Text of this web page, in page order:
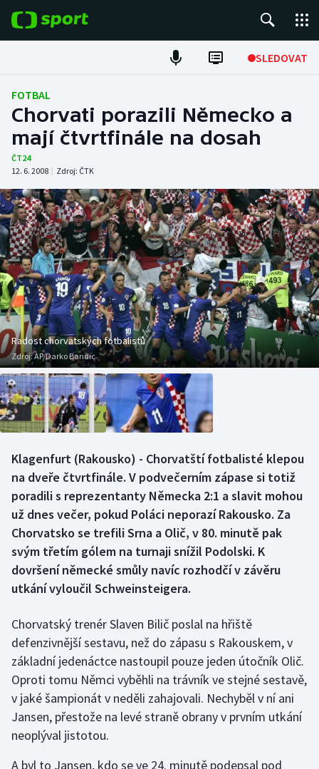
SLEDOVAT
Fotbal
Hokej
Tenis
Atletika
Cyklistika
DALŠÍ SPORTY
Americký fotbal
Baseball a softbal
Basketbal
Biatlon
Boby a skeleton
Box
Curling
Dostihy
Florbal
Golf
Gymnastika
Házená
Jezdectví
NEPŘEHLÉDNĚTE
Soutěže
Historické návraty
Aplikace ČT sport
AZ kvíz
FOTBAL
Chorvati porazili Německo a
mají čtvrtfinále na dosah
ČT24
12. 6. 2008 | Zdroj: ČTK
Radost chorvatských fotbalistů
Zdroj:AP/Darko Bandic
Klagenfurt (Rakousko) - Chorvatští fotbalisté klepou
na dveře čtvrtfinále. V podvečerním zápase si totiž
poradili s reprezentanty Německa 2:1 a slavit mohou
už dnes večer, pokud Poláci neporazí Rakousko. Za
Chorvatsko se trefili Srna a Olič, v 80. minutě pak
svým třetím gólem na turnaji snížil Podolski. K
dovršení německé smůly navíc rozhodčí v závěru
utkání vyloučil Schweinsteigera.
Chorvatský trenér Slaven Bilič poslal na hřiště
defenzivnější sestavu, než do zápasu s Rakouskem, v
základní jedenáctce nastoupil pouze jeden útočník Olič.
Oproti tomu Němci vyběhli na trávník ve stejné sestavě,
v jaké šampionát v neděli zahajovali. Nechyběl v ní ani
Jansen, přestože na levé straně obrany v prvním utkání
neoplýval jistotou.
A byl to Jansen, kdo se ve 24. minutě podepsal pod